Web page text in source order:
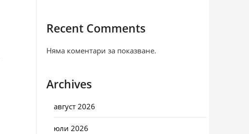
Recent Comments
Няма коментари за показване.
Archives
август 2026
юли 2026